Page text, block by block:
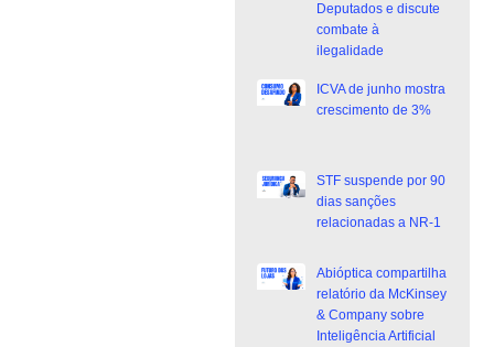
Deputados e discute
combate à
ilegalidade
ICVA de junho mostra
crescimento de 3%
STF suspende por 90
dias sanções
relacionadas a NR-1
Abióptica compartilha
relatório da McKinsey
& Company sobre
Inteligência Artificial